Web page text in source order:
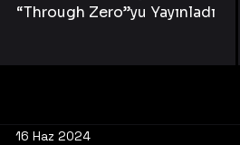
16 Haz 2024
“Through Zero”yu Yayınladı